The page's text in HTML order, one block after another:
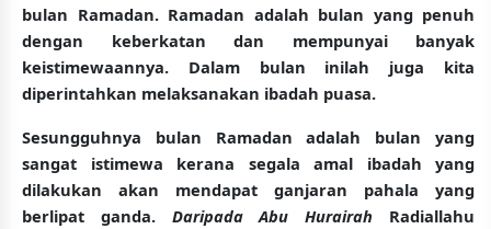
bulan Ramadan. Ramadan adalah bulan yang penuh
dengan keberkatan dan mempunyai banyak
keistimewaannya. Dalam bulan inilah juga kita
diperintahkan melaksanakan ibadah puasa.
Sesungguhnya bulan Ramadan adalah bulan yang
sangat istimewa kerana segala amal ibadah yang
dilakukan akan mendapat ganjaran pahala yang
berlipat ganda. Daripada Abu Hurairah Radiallahu